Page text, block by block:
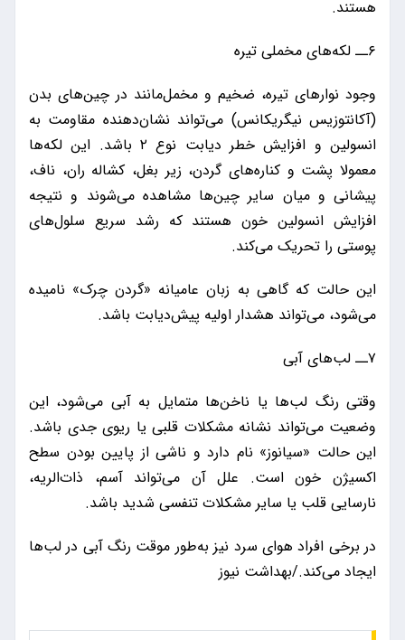
هستند.
۶ــ لکه‌های مخملی تیره
وجود نوارهای تیره، ضخیم و مخمل‌مانند در چین‌های بدن
(آکانتوزیس نیگریکانس) می‌تواند نشان‌دهنده مقاومت به
انسولین و افزایش خطر دیابت نوع ۲ باشد. این لکه‌ها
معمولا پشت و کناره‌های گردن، زیر بغل، کشاله ران، ناف،
پیشانی و میان سایر چین‌ها مشاهده می‌شوند و نتیجه
افزایش انسولین خون‌ هستند که رشد سریع سلول‌های
پوستی را تحریک می‌کند.
این حالت که گاهی به‌ زبان عامیانه «گردن چرک» نامیده
می‌شود، می‌تواند هشدار اولیه پیش‌دیابت باشد.
۷ــ لب‌های آبی
وقتی رنگ لب‌ها یا ناخن‌ها متمایل به آبی می‌شود، این
وضعیت می‌تواند نشانه مشکلات قلبی یا ریوی جدی باشد.
این حالت «سیانوز» نام دارد و ناشی از پایین بودن سطح
اکسیژن خون است. علل آن می‌تواند آسم، ذات‌الریه،
نارسایی قلب یا سایر مشکلات تنفسی شدید باشد.
در برخی افراد هوای سرد نیز به‌طور موقت رنگ آبی در لب‌ها
ایجاد می‌کند./بهداشت نیوز